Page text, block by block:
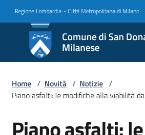
Regione Lombardia - Città Metropolitana di Milano
Comune di San
Milanese
Comune
di San
Donato
Milanese
Amministrazione
Home / Novità / Notizie /
Piano asfalti: le modifiche alla viabilità
Salta al contenuto